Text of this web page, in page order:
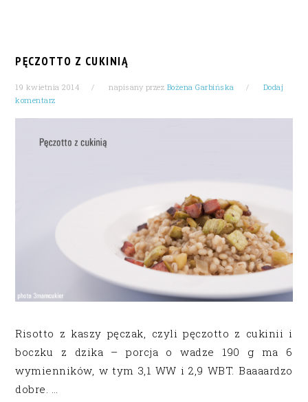
PĘCZOTTO Z CUKINIĄ
19 kwietnia 2014 napisany przez Bożena Garbińska
Dodaj
komentarz
Risotto z kaszy pęczak, czyli pęczotto z cukinii i
boczku z dzika – porcja o wadze 190 g ma 6
wymienników, w tym 3,1 WW i 2,9 WBT. Baaaardzo
dobre. …